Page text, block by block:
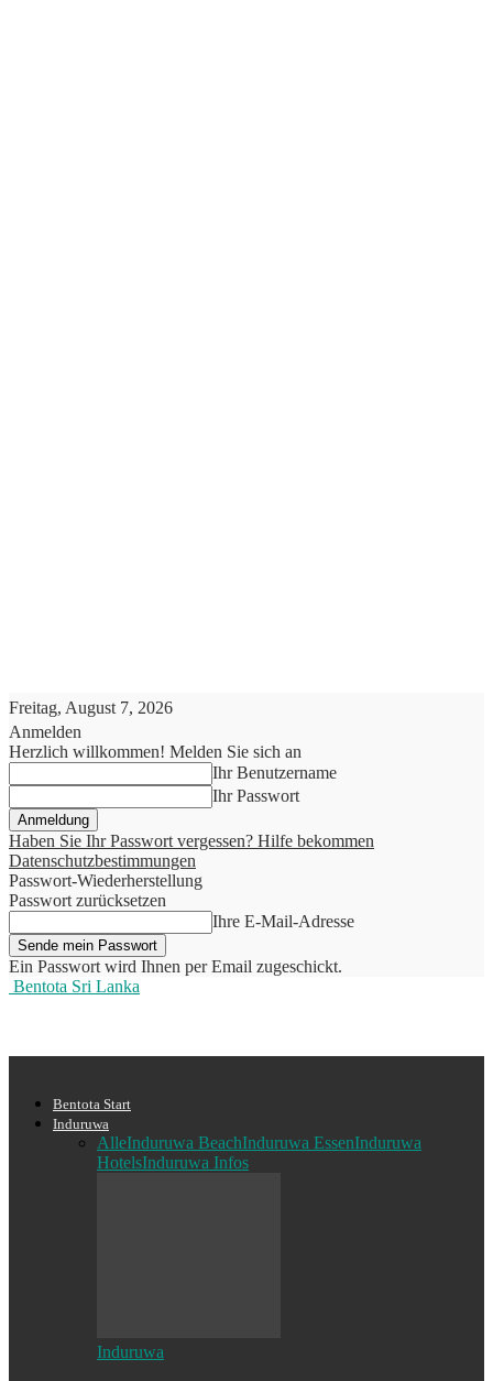
Freitag, August 7, 2026
Anmelden
Herzlich willkommen! Melden Sie sich an
Ihr Benutzername
Ihr Passwort
Haben Sie Ihr Passwort vergessen? Hilfe bekommen
Datenschutzbestimmungen
Passwort-Wiederherstellung
Passwort zurücksetzen
Ihre E-Mail-Adresse
Ein Passwort wird Ihnen per Email zugeschickt.
Bentota Sri Lanka
Bentota Start
Induruwa
AlleInduruwa BeachInduruwa EssenInduruwa
HotelsInduruwa Infos
Induruwa